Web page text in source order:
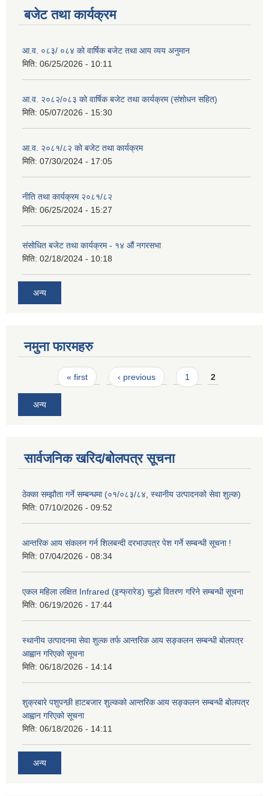
बजेट तथा कार्यक्रम
आ.व. ०८३/ ०८४ को वार्षिक बजेट तथा आय व्यय अनुमान
मिति: 06/25/2026 - 10:11
आ.व. २०८२/०८३ को वार्षिक बजेट तथा कार्यक्रम (संशोधन सहित)
मिति: 05/07/2026 - 15:30
आ.व. २०८१/८२ को बजेट तथा कार्यक्रम
मिति: 07/30/2024 - 17:05
नीति तथा कार्यक्रम २०८१/८२
मिति: 06/25/2024 - 15:27
संसोधित बजेट तथा कार्यक्रम - १४ औं नगरसभा
मिति: 02/18/2024 - 10:18
अन्य
नमुना फारमहरु
Pages« first ‹ previous 1 2
अन्य
सार्वजनिक खरिद/बोलपत्र सूचना
ठेक्का सम्झौता गर्ने सम्बन्धमा (०१/०८३/८४, स्थानीय उत्पादनको सेवा शुल्क)
मिति: 07/10/2026 - 09:52
आन्तरिक आय संकलन गर्न शिलबन्दी दरभाउपत्र पेश गर्ने सम्बन्धी सूचना !
मिति: 07/04/2026 - 08:34
एकल महिला लक्षित Infrared (इन्फ्रारेड) चुल्हो वितरण गरिने सम्बन्धी सूचना
मिति: 06/19/2026 - 17:44
स्थानीय उत्पादनमा सेवा शुल्क तर्फ आन्तरिक आय सङ्कलन सम्बन्धी बोलपत्र
आह्वान गरिएको सूचना
मिति: 06/18/2026 - 14:14
शुक्रबारे पशुपन्छी हाटबजार शुल्कको आन्तरिक आय सङ्कलन सम्बन्धी बोलपत्र
आह्वान गरिएको सूचना
मिति: 06/18/2026 - 14:11
अन्य